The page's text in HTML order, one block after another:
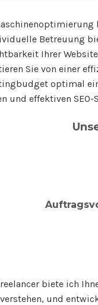
Betreuung
Ihrer
Sie von einer
optimal
und effektiven SEO-
biete ich
und